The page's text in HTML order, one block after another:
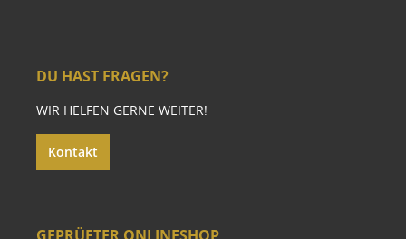
DU HAST FRAGEN?
WIR HELFEN GERNE WEITER!
Kontakt